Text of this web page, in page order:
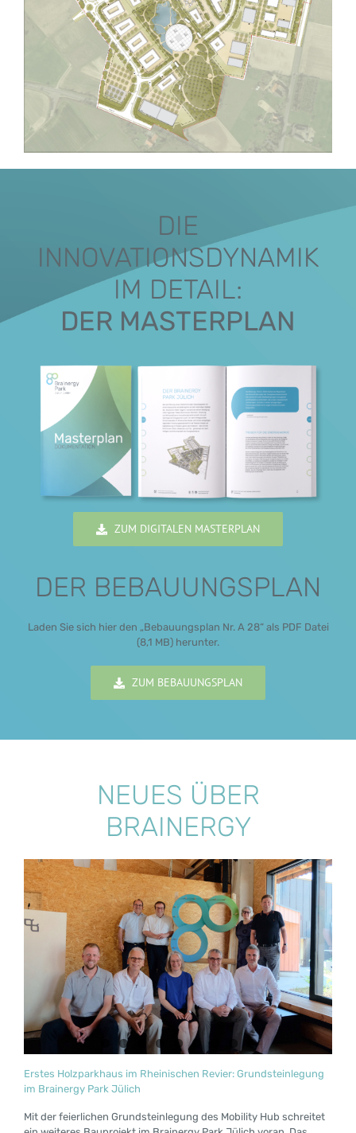
DIE
INNOVATIONSDYNAMIK
IM DETAIL:
DER MASTERPLAN
ZUM DIGITALEN MASTERPLAN
DER BEBAUUNGSPLAN
Laden Sie sich hier den „Bebauungsplan Nr. A 28“ als PDF Datei
(8,1 MB) herunter.
ZUM BEBAUUNGSPLAN
NEUES ÜBER
BRAINERGY
Erstes Holzparkhaus im Rheinischen Revier: Grundsteinlegung
im Brainergy Park Jülich
Mit der feierlichen Grundsteinlegung des Mobility Hub schreitet